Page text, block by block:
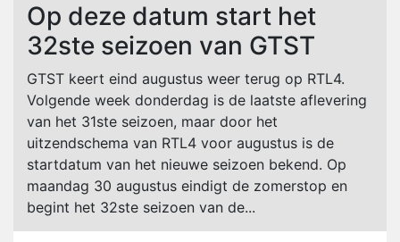
Op deze datum start het
32ste seizoen van GTST
GTST keert eind augustus weer terug op RTL4.
Volgende week donderdag is de laatste aflevering
van het 31ste seizoen, maar door het
uitzendschema van RTL4 voor augustus is de
startdatum van het nieuwe seizoen bekend. Op
maandag 30 augustus eindigt de zomerstop en
begint het 32ste seizoen van de...